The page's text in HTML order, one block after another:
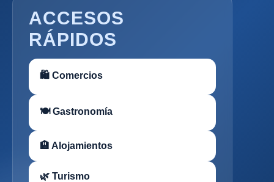
ACCESOS
RÁPIDOS
🛍 Comercios
🍽 Gastronomía
🏨 Alojamientos
🌿 Turismo